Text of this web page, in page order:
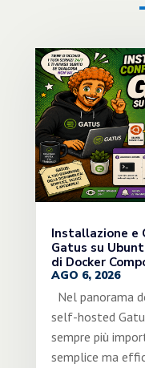
Installazione e
Gatus su
di Docker
AGO 6, 2026
Nel panorama
self-hosted
sempre più
semplice ma